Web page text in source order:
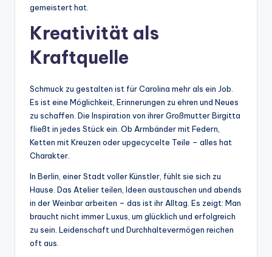
gemeistert hat.
Kreativität als
Kraftquelle
Schmuck zu gestalten ist für Carolina mehr als ein Job.
Es ist eine Möglichkeit, Erinnerungen zu ehren und Neues
zu schaffen. Die Inspiration von ihrer Großmutter Birgitta
fließt in jedes Stück ein. Ob Armbänder mit Federn,
Ketten mit Kreuzen oder upgecycelte Teile – alles hat
Charakter.
In Berlin, einer Stadt voller Künstler, fühlt sie sich zu
Hause. Das Atelier teilen, Ideen austauschen und abends
in der Weinbar arbeiten – das ist ihr Alltag. Es zeigt: Man
braucht nicht immer Luxus, um glücklich und erfolgreich
zu sein. Leidenschaft und Durchhaltevermögen reichen
oft aus.